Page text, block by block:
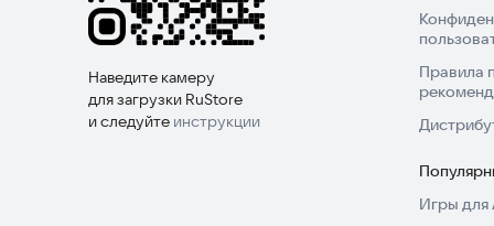
Наведите камеру
для загрузки RuStore
и следуйте инструкции
Правила
Игры для